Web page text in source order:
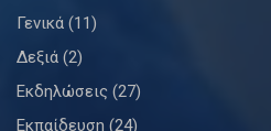
Γενικά (11)
Δεξιά (2)
Εκδηλώσεις (27)
Εκπαίδευση (24)